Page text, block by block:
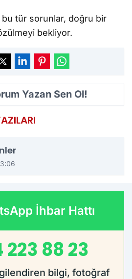
bu tür sorunlar, doğru bir
bekliyor.
Yazan Sen Ol!
İhbar Hattı
88 23
bilgi, fotoğraf